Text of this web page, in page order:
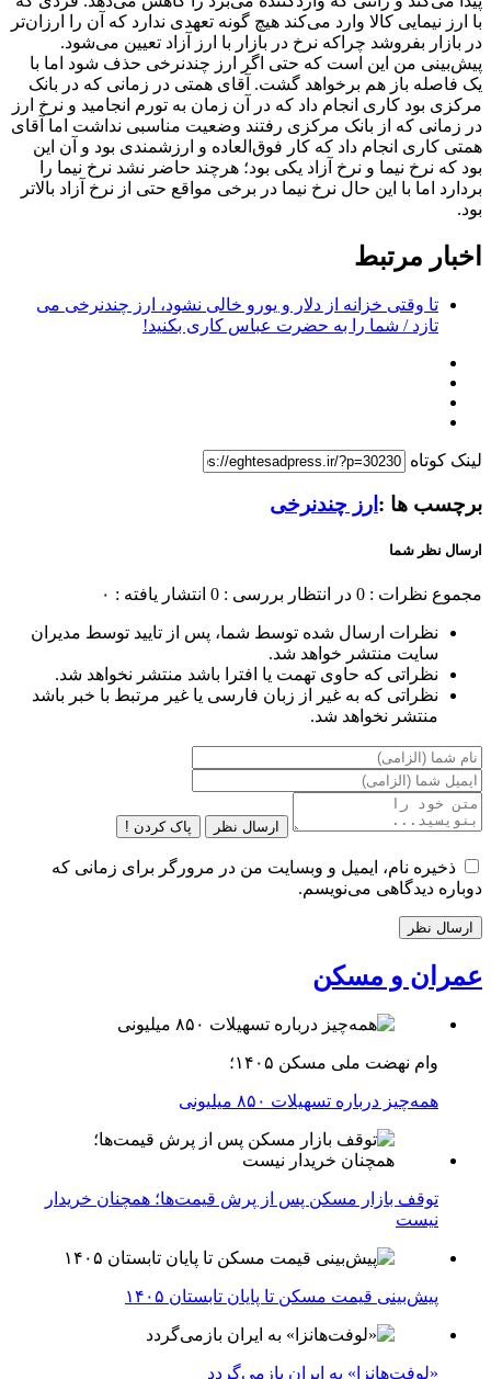
با ارز نیمایی کالا وارد می‌کند هیچ گونه تعهدی ندارد که آن را ارزان‌تر
در بازار بفروشد چراکه نرخ در بازار با ارز آزاد تعیین می‌شود.
پیش‌بینی من این است که حتی اگر ارز چندنرخی حذف شود اما با
یک فاصله باز هم برخواهد گشت. آقای همتی در زمانی که در بانک
مرکزی بود کاری انجام داد که در آن زمان به تورم انجامید و نرخ ارز
در زمانی که از بانک مرکزی رفتند وضعیت مناسبی نداشت اما آقای
همتی کاری انجام داد که کار فوق‌العاده و ارزشمندی بود و آن این
بود که نرخ نیما و نرخ آزاد یکی بود؛ هرچند حاضر نشد نرخ نیما را
بردارد اما با این حال نرخ نیما در برخی مواقع حتی از نرخ آزاد بالاتر
بود.
اخبار مرتبط
تا وقتی خزانه از دلار و یورو خالی نشود، ارز چندنرخی می
تازد / شما را به حضرت عباس کاری بکنید!
لینک کوتاه
برچسب ها : ارز چندنرخی
ارسال نظر شما
مجموع نظرات : 0 در انتظار بررسی : 0 انتشار یافته : ۰
نظرات ارسال شده توسط شما، پس از تایید توسط مدیران
سایت منتشر خواهد شد.
نظراتی که حاوی تهمت یا افترا باشد منتشر نخواهد شد.
نظراتی که به غیر از زبان فارسی یا غیر مرتبط با خبر باشد
منتشر نخواهد شد.
ارسال نظر پاک کردن !
ذخیره نام، ایمیل و وبسایت من در مرورگر برای زمانی که
دوباره دیدگاهی می‌نویسم.
عمران و مسکن
وام نهضت ملی مسکن ۱۴۰۵؛
همه‌چیز درباره تسهیلات ۸۵۰ میلیونی
توقف بازار مسکن پس از پرش قیمت‌ها؛ همچنان خریدار
نیست
پیش‌بینی قیمت مسکن تا پایان تابستان ۱۴۰۵
«لوفت‌هانزا» به ایران بازمی‌گردد